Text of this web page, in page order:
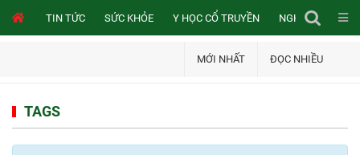
TIN TỨC SỨC KHỎE Y HỌC CỔ TRUYỀN NGHIÊN CỨU
MỚI NHẤT ĐỌC NHIỀU
TAGS